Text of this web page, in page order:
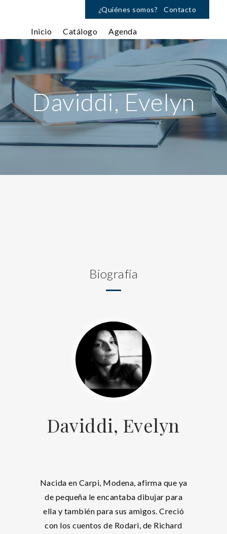
¿Quiénes somos? Contacto
Inicio Catálogo Agenda
Daviddi, Evelyn
Biografía
Daviddi, Evelyn
Nacida en Carpi, Modena, afirma que ya
de pequeña le encantaba dibujar para
ella y también para sus amigos. Creció
con los cuentos de Rodari, de Richard